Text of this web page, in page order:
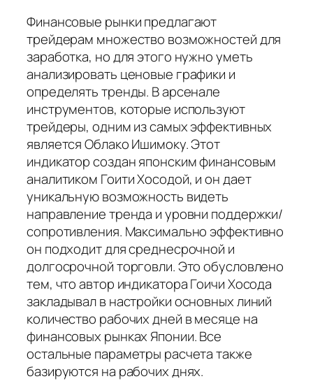
Финансовые рынки предлагают
трейдерам множество возможностей для
заработка, но для этого нужно уметь
анализировать ценовые графики и
определять тренды. В арсенале
инструментов, которые используют
трейдеры, одним из самых эффективных
является Облако Ишимоку. Этот
индикатор создан японским финансовым
аналитиком Гоити Хосодой, и он дает
уникальную возможность видеть
направление тренда и уровни поддержки/
сопротивления. Максимально эффективно
он подходит для среднесрочной и
долгосрочной торговли. Это обусловлено
тем, что автор индикатора Гоичи Хосода
закладывал в настройки основных линий
количество рабочих дней в месяце на
финансовых рынках Японии. Все
остальные параметры расчета также
базируются на рабочих днях.